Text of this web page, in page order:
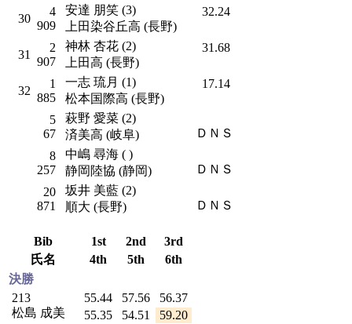
30
4
909
安達 朋笑 (3)
上田染谷丘高 (長野)
32.24
31
2
907
神林 杏花 (2)
上田高 (長野)
31.68
32
1
885
一志 琉月 (1)
松本国際高 (長野)
17.14
5
67
萩野 愛菜 (2)
済美高 (岐阜)
ＤＮＳ
8
257
中嶋 尋海 ( )
静岡陸協 (静岡)
ＤＮＳ
20
871
坂井 美藍 (2)
順大 (長野)
ＤＮＳ
Bib 1st 2nd
3rd
氏名
4th 5th
6th
決勝
213
松島 成美
55.44 57.56
56.37
55.35
54.51
59.20